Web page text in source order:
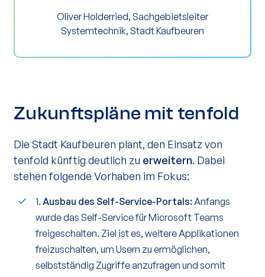
Oliver Holderried, Sachgebietsleiter
Systemtechnik, Stadt Kaufbeuren
Zukunftspläne mit tenfold
Die Stadt Kaufbeuren plant, den Einsatz von
tenfold künftig deutlich zu erweitern. Dabei
stehen folgende Vorhaben im Fokus:
1. Ausbau des Self-Service-Portals:Anfangs
wurde das Self-Service für Microsoft Teams
freigeschalten. Ziel ist es, weitere Applikationen
freizuschalten, um Usern zu ermöglichen,
selbstständig Zugriffe anzufragen und somit